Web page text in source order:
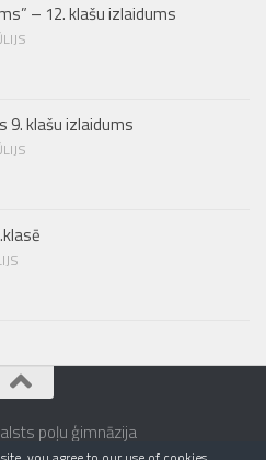
– 12. klašu izlaidums
9. klašu izlaidums
poļu ģimnāzija